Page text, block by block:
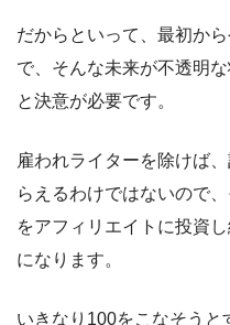
だからといって、最初か
で、そんな未来が不透明
と決意が必要です。
雇われライターを除けば
らえるわけではないので
をアフィリエイトに投資
になります。
いきなり100をこなそうと